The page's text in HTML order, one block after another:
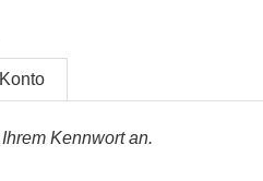
Kennwort an.